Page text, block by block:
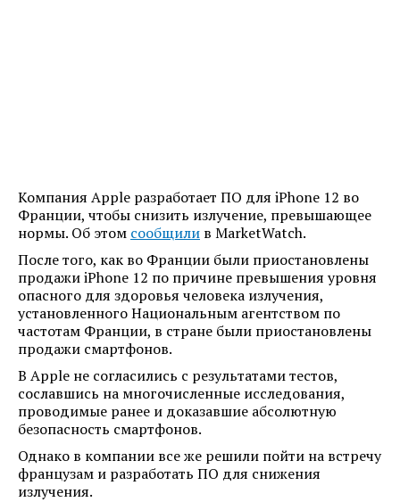
Компания Apple разработает ПО для iPhone 12 во
Франции, чтобы снизить излучение, превышающее
нормы. Об этом сообщили в MarketWatch.
После того, как во Франции были приостановлены
продажи iPhone 12 по причине превышения уровня
опасного для здоровья человека излучения,
установленного Национальным агентством по
частотам Франции, в стране были приостановлены
продажи смартфонов.
В Apple не согласились с результатами тестов,
сославшись на многочисленные исследования,
проводимые ранее и доказавшие абсолютную
безопасность смартфонов.
Однако в компании все же решили пойти на встречу
французам и разработать ПО для снижения
излучения.